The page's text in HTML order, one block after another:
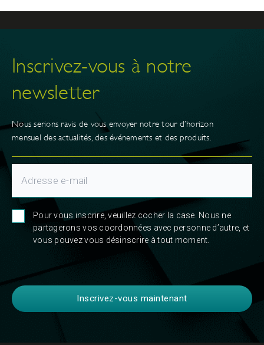
Inscrivez-vous à notre
newsletter
Nous serions ravis de vous envoyer notre tour d’horizon
mensuel des actualités, des événements et des produits.
Pour vous inscrire, veuillez cocher la case. Nous ne
partagerons vos coordonnées avec personne d’autre, et
vous pouvez vous désinscrire à tout moment.